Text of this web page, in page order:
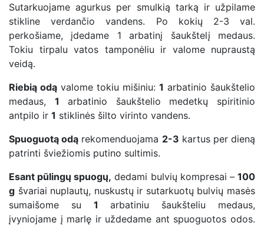
Sutarkuojame agurkus per smulkią tarką ir užpilame
stikline verdančio vandens. Po kokių 2-3 val.
perkošiame, įdedame 1 arbatinį šaukštelį medaus.
Tokiu tirpalu vatos tamponėliu ir valome nupraustą
veidą.
Riebią odą valome tokiu mišiniu: 1 arbatinio šaukštelio
medaus, 1 arbatinio šaukštelio medetkų spiritinio
antpilo ir 1 stiklinės šilto virinto vandens.
Spuoguotą odą rekomenduojama 2-3 kartus per dieną
patrinti šviežiomis putino sultimis.
Esant pūlingų spuogų, dedami bulvių kompresai –100
g švariai nuplautų, nuskustų ir sutarkuotų bulvių masės
sumaišome su 1 arbatiniu šaukšteliu medaus,
įvyniojame į marlę ir uždedame ant spuoguotos odos.